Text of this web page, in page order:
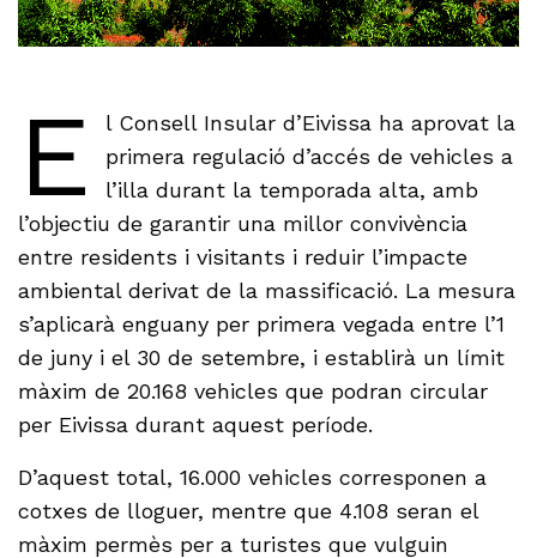
E
l Consell Insular d’Eivissa ha aprovat la
primera regulació d’accés de vehicles a
l’illa durant la temporada alta, amb
l’objectiu de garantir una millor convivència
entre residents i visitants i reduir l’impacte
ambiental derivat de la massificació. La mesura
s’aplicarà enguany per primera vegada entre l’1
de juny i el 30 de setembre, i establirà un límit
màxim de 20.168 vehicles que podran circular
per Eivissa durant aquest període.
D’aquest total, 16.000 vehicles corresponen a
cotxes de lloguer, mentre que 4.108 seran el
màxim permès per a turistes que vulguin